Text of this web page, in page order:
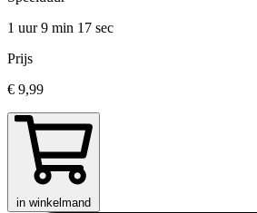
1 uur 9 min 17 sec
Prijs
€ 9,99
in winkelmand